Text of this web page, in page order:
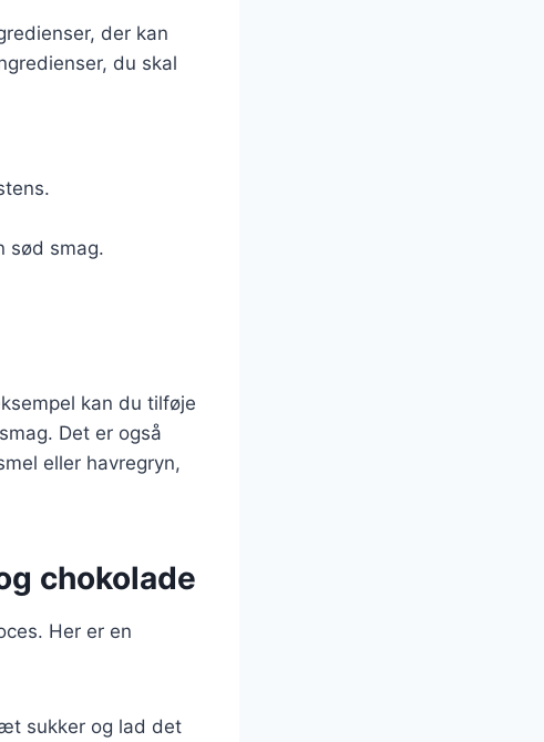
der kan
du skal
sød smag.
kan du tilføje
Det er også
eller havregryn,
chokolade
Her er en
sukker og lad det